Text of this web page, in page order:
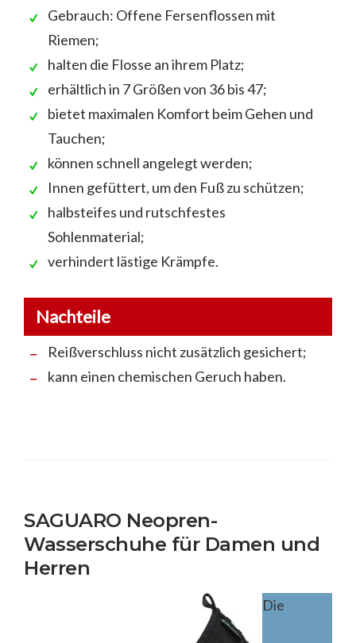
Gebrauch: Offene Fersenflossen mit
Riemen;
halten die Flosse an ihrem Platz;
erhältlich in 7 Größen von 36 bis 47;
bietet maximalen Komfort beim Gehen und
Tauchen;
können schnell angelegt werden;
Innen gefüttert, um den Fuß zu schützen;
halbsteifes und rutschfestes
Sohlenmaterial;
verhindert lästige Krämpfe.
Nachteile
Reißverschluss nicht zusätzlich gesichert;
kann einen chemischen Geruch haben.
SAGUARO Neopren-
Wasserschuhe für Damen und
Herren
Die